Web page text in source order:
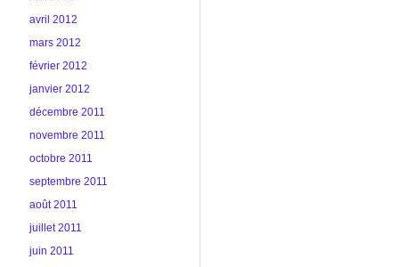
avril 2012
mars 2012
février 2012
janvier 2012
décembre 2011
novembre 2011
octobre 2011
septembre 2011
août 2011
juillet 2011
juin 2011